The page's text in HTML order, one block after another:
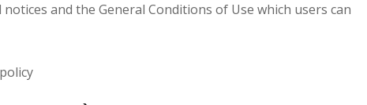
and the General Conditions of Use which users can